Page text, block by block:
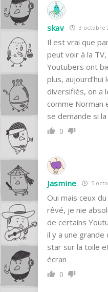
skav 3 octobre
Il est vrai que
peut voir à la
Youtubers ont
plus,
diversifiés, on a
comme Norman
se demande si
0
Jasmine 5
Oui mais ceux
rêvé, je nie
de certains
il y a une
star sur la toile
écran
0